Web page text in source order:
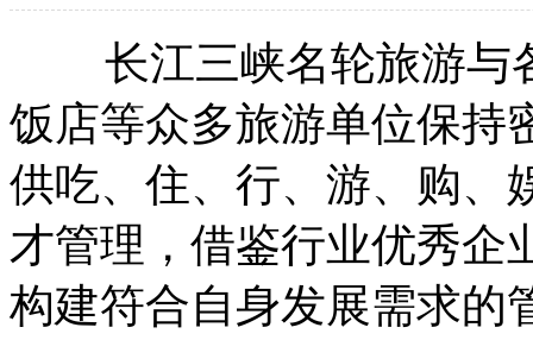
长江三峡名轮旅游与
饭店等众多旅游单位保持
供吃、住、行、游、购、
才管理，借鉴行业优秀企
构建符合自身发展需求的